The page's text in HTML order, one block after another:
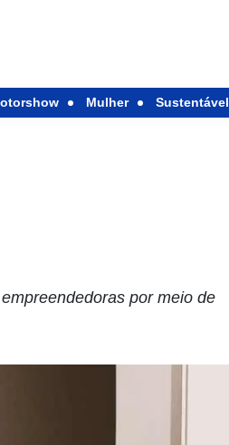
Mulher Sustentável
por meio de